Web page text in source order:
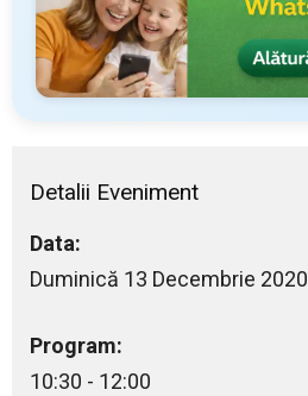
Detalii Eveniment
Data:
Duminică 13 Decembrie 2020
Program:
10:30 - 12:00